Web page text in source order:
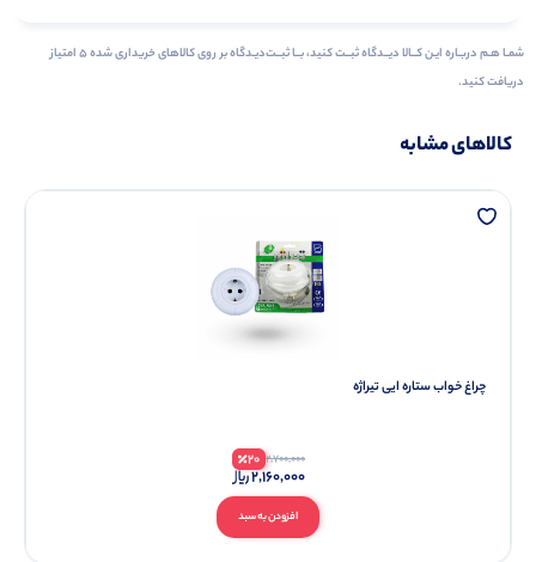
شمـا هـم دربـاره ایـن کــالا دیــدگاه ثبــت کنید، بــا ثبــت‌دیـدگاه بر روی کالاهای خریداری شده ۵ امتیاز
دریافت کنید.
کالاهای مشابه
چراغ خواب ستاره ایی تیراژه
افزودن به سبد
2,700,000
20
2,160,000